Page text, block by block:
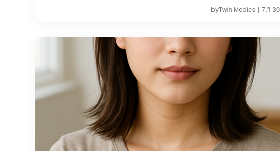
byTwin Medics | 7月